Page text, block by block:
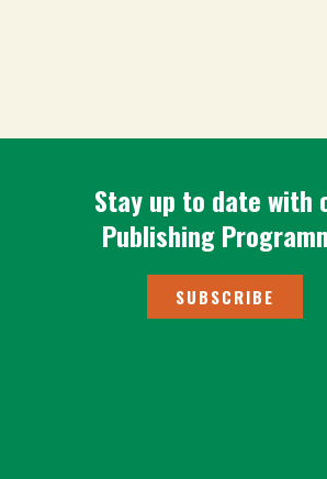
Stay up to date with
Publishing
SUBSCRIBE